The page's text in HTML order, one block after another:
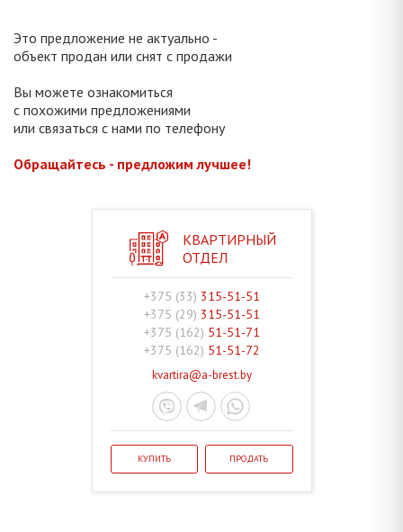
Это предложение не актуально -
объект продан или снят с продажи
Вы можете ознакомиться
с похожими предложениями
или связаться с нами по телефону
Обращайтесь - предложим лучшее!
КВАРТИРНЫЙ
ОТДЕЛ
+375 (33) 315-51-51
+375 (29) 315-51-51
+375 (162) 51-51-71
+375 (162) 51-51-72
kvartira@a-brest.by
КУПИТЬ ПРОДАТЬ